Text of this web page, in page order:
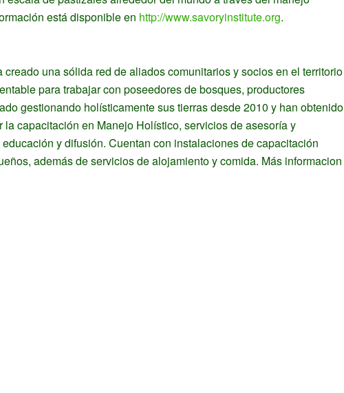
está disponible en http://www.savoryinstitute.org.
una sólida red de aliados comunitarios y socios en el territorio
para trabajar con poseedores de bosques, productores
gestionando holísticamente sus tierras desde 2010 y han obtenido
capacitación en Manejo Holístico, servicios de asesoría y
y difusión. Cuentan con instalaciones de capacitación
además de servicios de alojamiento y comida. Más informacion